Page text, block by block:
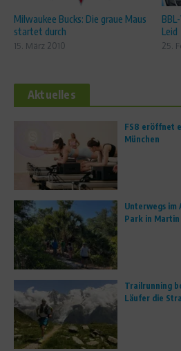
Milwaukee Bucks: Die graue Maus
startet durch
15. März 2010
Leid
25.
Aktuelles
FS8 eröffnet
München
Unterwegs im
Park in Martin
Trailrunning
Läufer die